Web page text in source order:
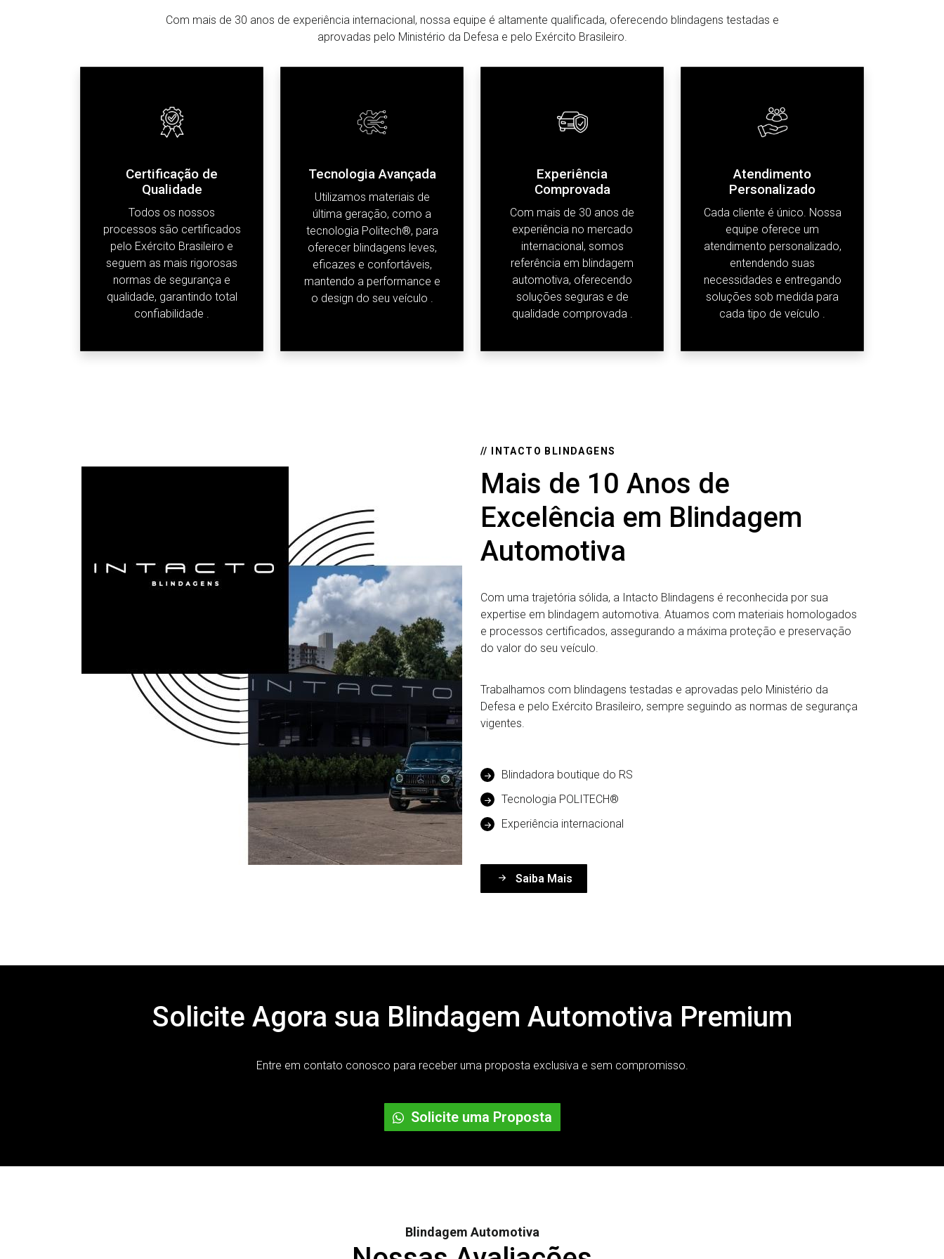
Com mais de 30 anos de experiência internacional, nossa equipe é altamente qualificada, oferecendo blindagens testadas e
aprovadas pelo Ministério da Defesa e pelo Exército Brasileiro.
Certificação de
Qualidade
Todos os nossos
processos são certificados
pelo Exército Brasileiro e
seguem as mais rigorosas
normas de segurança e
qualidade, garantindo total
confiabilidade .
Tecnologia Avançada
Utilizamos materiais de
última geração, como a
tecnologia Politech®, para
oferecer blindagens leves,
eficazes e confortáveis,
mantendo a performance e
o design do seu veículo .
Experiência
Comprovada
Com mais de 30 anos de
experiência no mercado
internacional, somos
referência em blindagem
automotiva, oferecendo
soluções seguras e de
qualidade comprovada .
Atendimento
Personalizado
Cada cliente é único. Nossa
equipe oferece um
atendimento personalizado,
entendendo suas
necessidades e entregando
soluções sob medida para
cada tipo de veículo .
// INTACTO BLINDAGENS
Mais de 10 Anos de
Excelência em Blindagem
Automotiva
Com uma trajetória sólida, a Intacto Blindagens é reconhecida por sua
expertise em blindagem automotiva. Atuamos com materiais homologados
e processos certificados, assegurando a máxima proteção e preservação
do valor do seu veículo.
Trabalhamos com blindagens testadas e aprovadas pelo Ministério da
Defesa e pelo Exército Brasileiro, sempre seguindo as normas de segurança
vigentes.
Blindadora boutique do RS
Tecnologia POLITECH®
Experiência internacional
Saiba Mais
Solicite Agora sua Blindagem Automotiva Premium
Entre em contato conosco para receber uma proposta exclusiva e sem compromisso.
Solicite uma Proposta
Blindagem Automotiva